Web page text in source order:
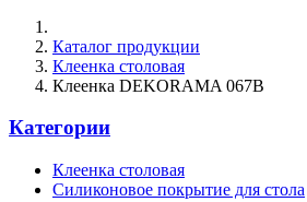
Каталог продукции
Клеенка столовая
Клеенка DEKORAMA 067B
Категории
Клеенка столовая
Силиконовое покрытие для стола